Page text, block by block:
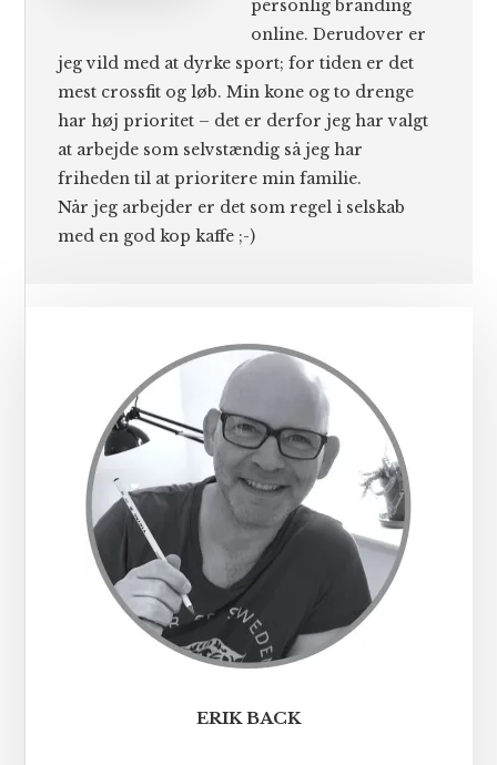
personlig branding
online. Derudover er
jeg vild med at dyrke sport; for tiden er det
mest crossfit og løb. Min kone og to drenge
har høj prioritet – det er derfor jeg har valgt
at arbejde som selvstændig så jeg har
friheden til at prioritere min familie.
Når jeg arbejder er det som regel i selskab
med en god kop kaffe ;-)
ERIK BACK